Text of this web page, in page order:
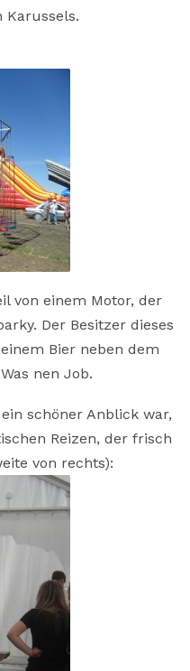
Karussels.
von einem Motor, der
Der Besitzer dieses
Bier neben dem
nen Job.
schöner Anblick war,
Reizen, der frisch
von rechts):